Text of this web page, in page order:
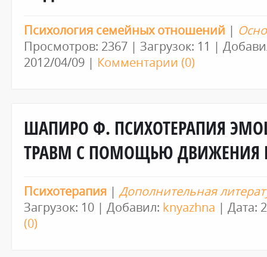
Психология семейных отношений |
Просмотров: 2367 | Загрузок: 11 |
2012/04/09 | Комментарии (0)
ШАПИРО Ф. ПСИХОТЕРАПИЯ
ТРАВМ С ПОМОЩЬЮ ДВИЖЕНИЯ
Психотерапия | Дополнительная
Загрузок: 10 | Добавил: knyazhna | Дата:
(0)